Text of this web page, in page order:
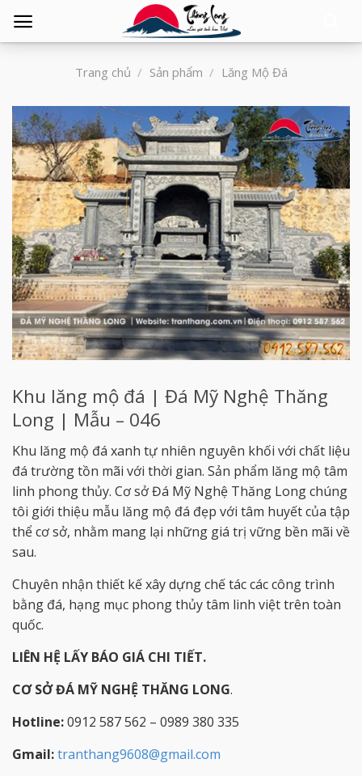
Trang chủ / Sản phẩm / Lăng Mộ Đá
Khu lăng mộ đá | Đá Mỹ Nghệ Thăng
Long | Mẫu – 046
Khu lăng mộ đá xanh tự nhiên nguyên khối với chất liệu
đá trường tồn mãi với thời gian. Sản phẩm lăng mộ tâm
linh phong thủy. Cơ sở Đá Mỹ Nghệ Thăng Long chúng
tôi giới thiệu mẫu lăng mộ đá đẹp với tâm huyết của tập
thể cơ sở, nhằm mang lại những giá trị vững bền mãi về
sau.
Chuyên nhận thiết kế xây dựng chế tác các công trình
bằng đá, hạng mục phong thủy tâm linh việt trên toàn
quốc.
LIÊN HỆ LẤY BÁO GIÁ CHI TIẾT.
CƠ SỞ ĐÁ MỸ NGHỆ THĂNG LONG.
Hotline:0912 587 562 – 0989 380 335
Gmail:tranthang9608@gmail.com